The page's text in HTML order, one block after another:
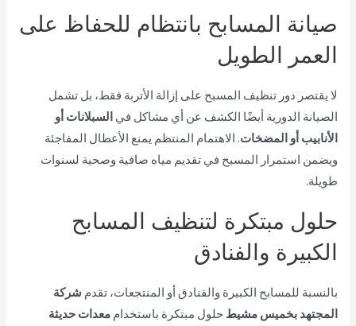
صيانة المسابح بانتظام للحفاظ على
العمر الطويل
لا يقتصر دور تنظيف المسبح على إزالة الأتربة فقط، بل تشمل
الصيانة الدورية أيضًا الكشف عن أي مشاكل فيالسبلانات أو
الأنابيب أو المضخات. الاهتمام المنتظم يمنع الأعطال المفاجئة
ويضمن استمرار المسبح في تقديم مياه صافية وصحية لسنوات
طويلة.
حلول مبتكرة لتنظيف المسابح
الكبيرة والفنادق
بالنسبة للمسابح الكبيرة والفنادق أو المنتجعات، تقدم شركة
المجتهد بخميس مشيط حلول مبتكرة باستخداممعدات حديثة